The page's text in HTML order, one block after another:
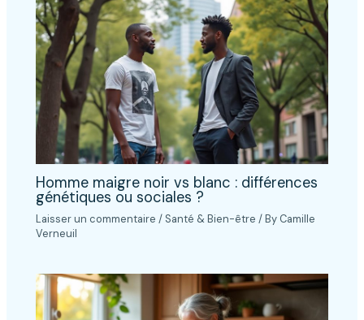
Homme maigre noir vs blanc : différences
génétiques ou sociales ?
Laisser un commentaire / Santé & Bien-être / By Camille
Verneuil